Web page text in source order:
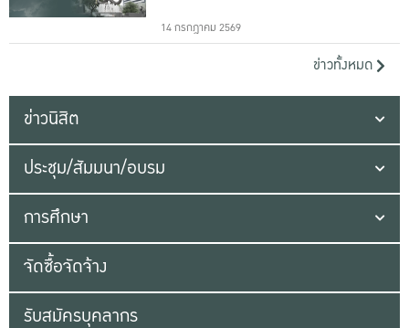
14 กรกฎาคม 2569
ข่าวทั้งหมด
ข่าวนิสิต
ประชุม/สัมมนา/อบรม
การศึกษา
จัดซื้อจัดจ้าง
รับสมัครบุคลากร